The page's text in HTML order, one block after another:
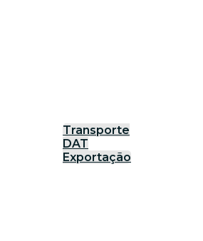
Transporte
DAT
Exportação